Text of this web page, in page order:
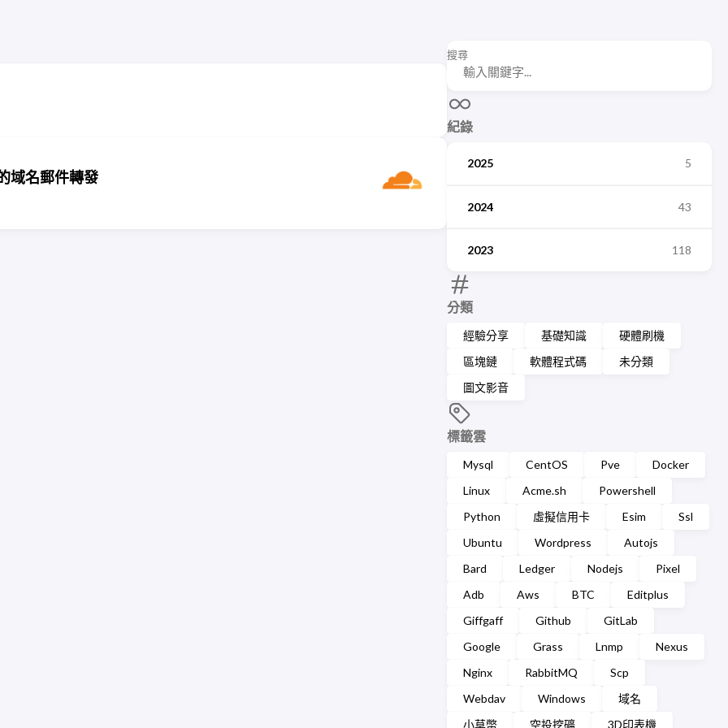
搜尋
紀錄
2025 5
2024 43
2023 118
分類
經驗分享 基礎知識
硬體刷機
區塊鏈
軟體程式碼
未分類
圖文影音
標籤雲
Mysql CentOS Pve
Docker
Linux
Acme.sh
Powershell
Python
虛擬信用卡 Esim
Ssl
Ubuntu
Wordpress
Autojs
Bard
Ledger Nodejs
Pixel
Adb
Aws BTC
Editplus
Giffgaff
Github
GitLab
Google
Grass Lnmp
Nexus
Nginx
RabbitMQ
Scp
Webdav
Windows
域名
小草幣
空投挖礦 3D印表機
域名郵件轉發